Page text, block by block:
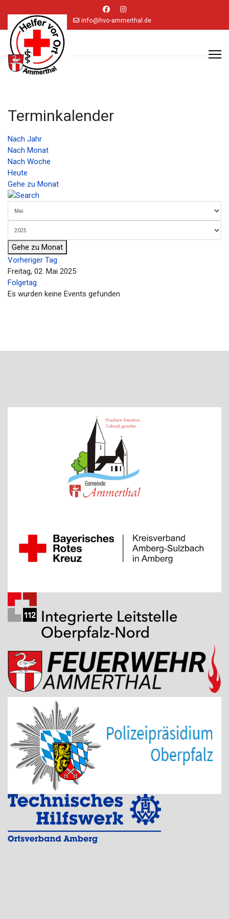
info@hvo-ammerthal.de
Terminkalender
Nach Jahr
Nach Monat
Nach Woche
Heute
Gehe zu Monat
Gehe zu Monat
Vorheriger Tag
Freitag, 02. Mai 2025
Folgetag
Es wurden keine Events gefunden